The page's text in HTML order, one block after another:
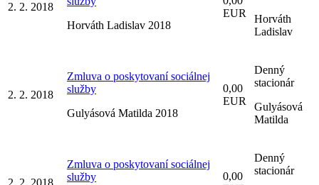
2. 2. 2018
Horváth Ladislav 2018
EUR
Horváth
Ladislav
2. 2. 2018
Zmluva o poskytovaní sociálnej
služby
Gulyásová Matilda 2018
0,00
EUR
Denný
stacionár
Gulyásová
Matilda
2. 2. 2018
Zmluva o poskytovaní sociálnej
služby
0,00
Denný
stacionár